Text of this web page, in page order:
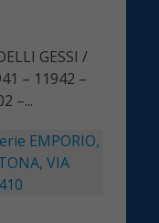
GESSI /
– 11942 –
–...